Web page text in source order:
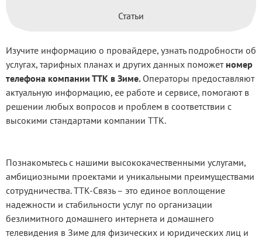
Статьи
Изучите информацию о провайдере, узнать подробности об
услугах, тарифных планах и других данных поможет номер
телефона компании ТТК в Зиме. Операторы предоставляют
актуальную информацию, ее работе и сервисе, помогают в
решении любых вопросов и проблем в соответствии с
высокими стандартами компании ТТК.
Познакомьтесь с нашими высококачественными услугами,
амбициозными проектами и уникальными преимуществами
сотрудничества.ТТК-Связь– это единое воплощение
надежности и стабильности услуг по организации
безлимитного домашнего интернета и домашнего
телевидения в Зиме для физических и юридических лиц и